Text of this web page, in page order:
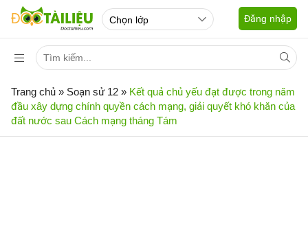
Đăng nhập
Trang chủ » Soạn sử 12 » Kết quả chủ yếu đạt được trong năm
đầu xây dựng chính quyền cách mạng, giải quyết khó khăn của
đất nước sau Cách mạng tháng Tám